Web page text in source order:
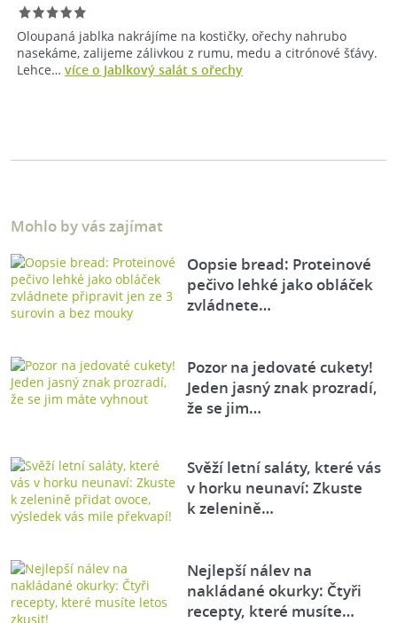
Oloupaná jablka nakrájíme na kostičky, ořechy nahrubo
nasekáme, zalijeme zálivkou z rumu, medu a citrónové šťávy.
Lehce… více o Jablkový salát s ořechy
Mohlo by vás zajímat
Oopsie bread: Proteinové
pečivo lehké jako obláček
zvládnete…
Pozor na jedovaté cukety!
Jeden jasný znak prozradí,
že se jim…
Svěží letní saláty, které vás
v horku neunaví: Zkuste
k zelenině…
Nejlepší nálev na
nakládané okurky: Čtyři
recepty, které musíte…